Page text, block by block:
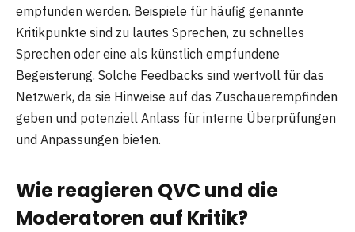
empfunden werden. Beispiele für häufig genannte
Kritikpunkte sind zu lautes Sprechen, zu schnelles
Sprechen oder eine als künstlich empfundene
Begeisterung. Solche Feedbacks sind wertvoll für das
Netzwerk, da sie Hinweise auf das Zuschauerempfinden
geben und potenziell Anlass für interne Überprüfungen
und Anpassungen bieten.
Wie reagieren QVC und die
Moderatoren auf Kritik?